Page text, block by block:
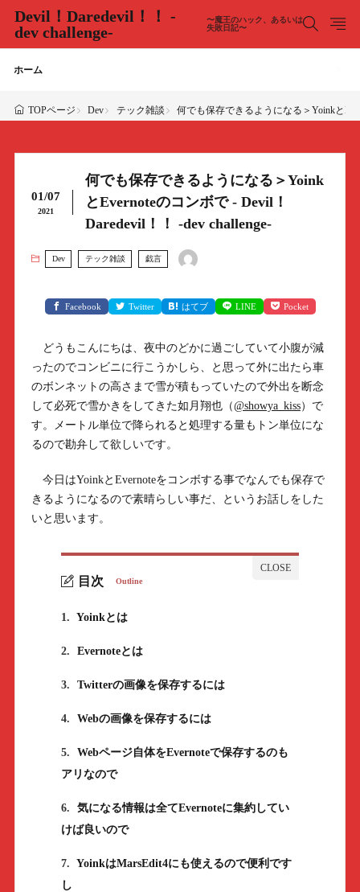
Devil！Daredevil！！ -
dev challenge-
〜魔王のハック、あるいは
失敗日記〜
ホーム
TOPページ Dev テック雑談 何でも保存できるようになる＞Yoinkと
01/07
2021
何でも保存できるようになる＞Yoink
とEvernoteのコンボで - Devil！
Daredevil！！ -dev challenge-
Dev テック雑談 戯言
Facebook Twitter はてブ LINE Pocket
どうもこんにちは、夜中のどかに過ごしていて小腹が減
ったのでコンビニに行こうかしら、と思って外に出たら車
のボンネットの高さまで雪が積もっていたので外出を断念
して必死で雪かきをしてきた如月翔也（@showya_kiss）で
す。メートル単位で降られると処理する量もトン単位にな
るので勘弁して欲しいです。
今日はYoinkとEvernoteをコンボする事でなんでも保存で
きるようになるので素晴らしい事だ、というお話しをした
いと思います。
目次 Outline
1. Yoinkとは
2. Evernoteとは
3. Twitterの画像を保存するには
4. Webの画像を保存するには
5.
Webページ自体をEvernoteで保存するのも
アリなので
6.
気になる情報は全てEvernoteに集約してい
けば良いので
7. YoinkはMarsEdit4にも使えるので便利です
し